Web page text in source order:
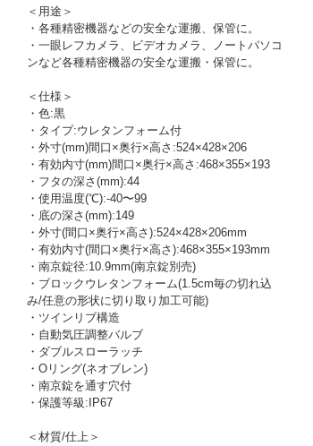
＜用途＞
・各種精密機器などの安全な運搬、保管に。
・一眼レフカメラ、ビデオカメラ、ノートパソコ
ンなど各種精密機器の安全な運搬・保管に。
＜仕様＞
・色:黒
・タイプ:ウレタンフォーム付
・外寸(mm)間口×奥行×高さ:524×428×206
・有効内寸(mm)間口×奥行×高さ:468×355×193
・フタの深さ(mm):44
・使用温度(℃):-40〜99
・底の深さ(mm):149
・外寸(間口×奥行×高さ):524×428×206mm
・有効内寸(間口×奥行×高さ):468×355×193mm
・南京錠径:10.9mm(南京錠別売)
・ブロックウレタンフォーム(1.5cm毎の切れ込
み/任意の形状に切り取り加工可能)
・ツインリブ構造
・自動気圧調整バルブ
・ダブルスローラッチ
・Oリング(ネオブレン)
・南京錠を通す穴付
・保護等級:IP67
＜材質/仕上＞